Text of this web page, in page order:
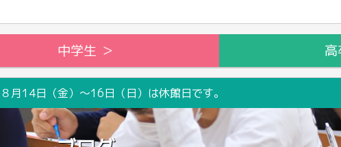
中学生 ＞
８月14日（金）～16日（日）は休館日です。